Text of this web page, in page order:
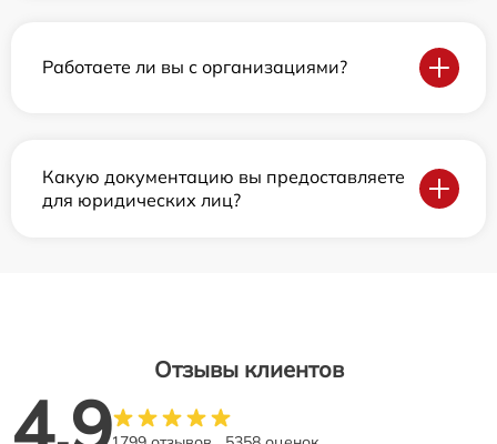
Работаете ли вы с организациями?
Какую документацию вы предоставляете
для юридических лиц?
Отзывы клиентов
4.9